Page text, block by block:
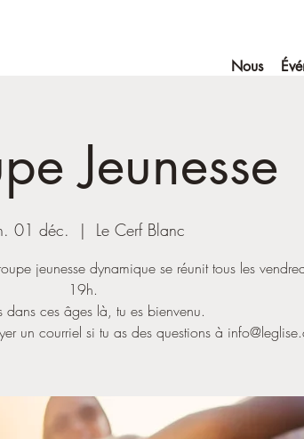
Nous
Jeunesse
01 déc.
  |
Le Cerf Blanc
jeunesse dynamique se réunit tous les
19h.
dans ces âges là, tu es bienvenu.
un courriel si tu as des questions à